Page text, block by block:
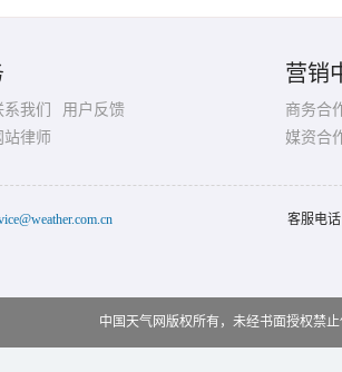
系我们
用户反馈
站律师
营销
商务合
媒资合
客服电
中国天气网版权所有，未经书面授权